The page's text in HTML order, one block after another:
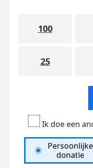
100
25
Ik doe een
Persoonlijke
donatie